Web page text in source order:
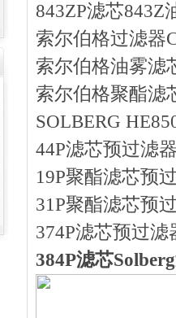
843ZP滤芯
索尔伯格过滤器
索尔伯格油雾滤
索尔伯格聚酯滤
SOLBERG
44P滤芯预过滤
19P聚酯滤芯预
31P聚酯滤芯预
374P滤芯预过
384P滤芯